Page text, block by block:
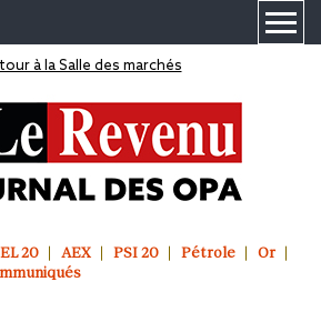
à la Salle des marchés
20 AEX PSI 20 Pétrole
Or